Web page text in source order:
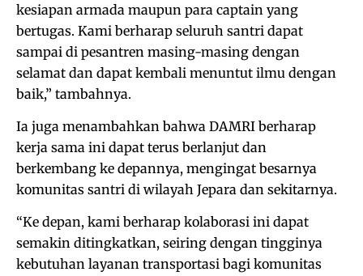
kesiapan armada maupun para captain yang
bertugas. Kami berharap seluruh santri dapat
sampai di pesantren masing-masing dengan
selamat dan dapat kembali menuntut ilmu dengan
baik,” tambahnya.
Ia juga menambahkan bahwa DAMRI berharap
kerja sama ini dapat terus berlanjut dan
berkembang ke depannya, mengingat besarnya
komunitas santri di wilayah Jepara dan sekitarnya.
“Ke depan, kami berharap kolaborasi ini dapat
semakin ditingkatkan, seiring dengan tingginya
kebutuhan layanan transportasi bagi komunitas